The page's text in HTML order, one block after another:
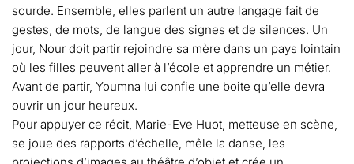
sourde. Ensemble, elles parlent un autre langage fait de
gestes, de mots, de langue des signes et de silences. Un
jour, Nour doit partir rejoindre sa mère dans un pays lointain
où les filles peuvent aller à l’école et apprendre un métier.
Avant de partir, Youmna lui confie une boite qu’elle devra
ouvrir un jour heureux.
Pour appuyer ce récit, Marie-Eve Huot, metteuse en scène,
se joue des rapports d’échelle, mêle la danse, les